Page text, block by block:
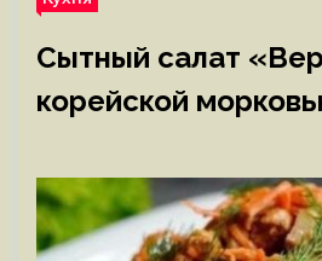
Сытный салат
корейской